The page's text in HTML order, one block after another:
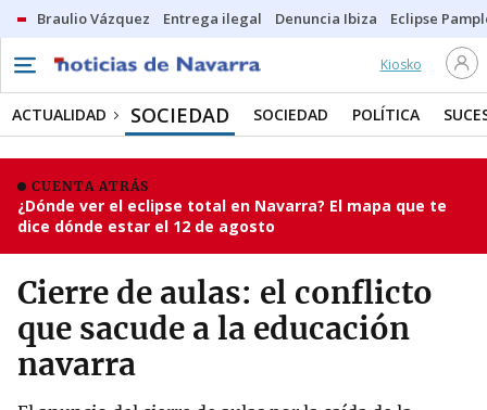
Braulio Vázquez Entrega ilegal Denuncia Ibiza Eclipse
Kiosko
ACTUALIDAD SOCIEDAD SOCIEDAD POLÍTICA
CUENTA ATRÁS
¿Dónde ver el eclipse total en Navarra? El mapa que te
dice dónde estar el 12 de agosto
Cierre de aulas: el conflicto
que sacude a la educación
navarra